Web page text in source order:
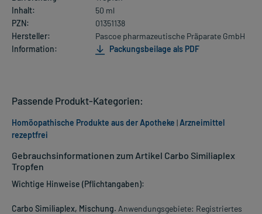
Inhalt:
50 ml
PZN:
01351138
Hersteller:
Pascoe pharmazeutische Präparate GmbH
Information:
Packungsbeilage als PDF
Gebrauchsinformationen zum Artikel Carbo Similiaplex
Tropfen
Wichtige Hinweise (Pflichtangaben):
Carbo Similiaplex, Mischung. Anwendungsgebiete: Registriertes
Passende Produkt-Kategorien:
Homöopathische Produkte aus der Apotheke |Arzneimittel
rezeptfrei